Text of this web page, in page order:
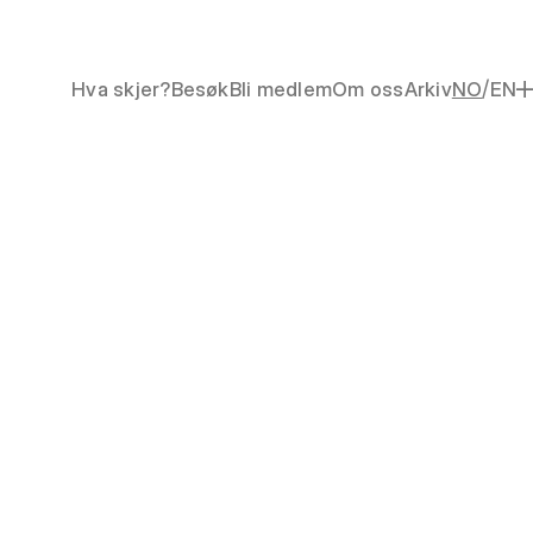
Hva skjer?BesøkBli medlemOm ossArkivNO/EN